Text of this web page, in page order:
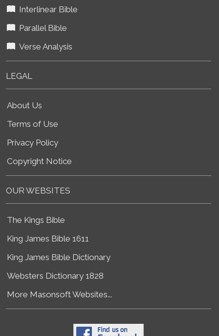
Interlinear Bible
Parallel Bible
Verse Analysis
LEGAL
About Us
Terms of Use
Privacy Policy
Copyright Notice
OUR WEBSITES
The Kings Bible
King James Bible 1611
King James Bible Dictionary
Websters Dictionary 1828
More Masonsoft Websites...